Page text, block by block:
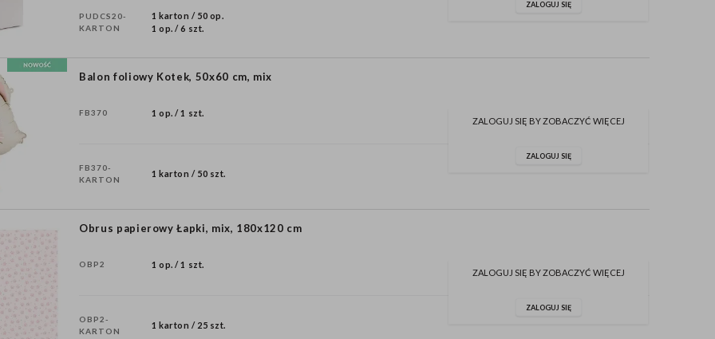
PUDCS20-
KARTON
1 karton / 50 op.
1 op. / 6 szt.
ZALOGUJ SIĘ
Balon foliowy Kotek, 50x60 cm, mix
FB370 1 op. / 1 szt.
FB370-
KARTON
1 karton / 50 szt.
ZALOGUJ SIĘ BY ZOBACZYĆ WIĘCEJ
ZALOGUJ SIĘ
Obrus papierowy Łapki, mix, 180x120 cm
OBP2 1 op. / 1 szt.
OBP2-
KARTON
1 karton / 25 szt.
ZALOGUJ SIĘ BY ZOBACZYĆ WIĘCEJ
ZALOGUJ SIĘ